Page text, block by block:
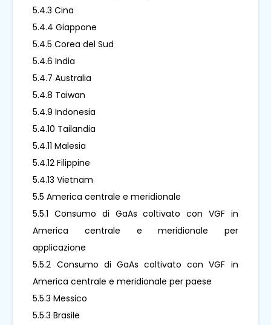
5.4.3 Cina
5.4.4 Giappone
5.4.5 Corea del Sud
5.4.6 India
5.4.7 Australia
5.4.8 Taiwan
5.4.9 Indonesia
5.4.10 Tailandia
5.4.11 Malesia
5.4.12 Filippine
5.4.13 Vietnam
5.5 America centrale e meridionale
5.5.1 Consumo di GaAs coltivato con VGF in
America centrale e meridionale per
applicazione
5.5.2 Consumo di GaAs coltivato con VGF in
America centrale e meridionale per paese
5.5.3 Messico
5.5.3 Brasile